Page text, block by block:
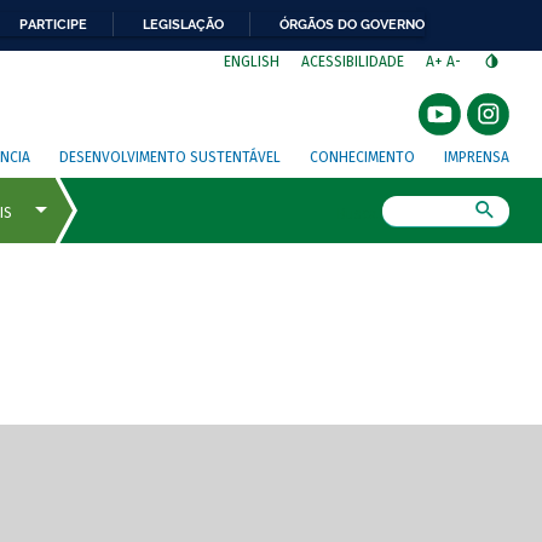
PARTICIPE LEGISLAÇÃO ÓRGÃOS DO GOVERNO
ENGLISH ACESSIBILIDADE A+ A-
DESENVOLVIMENTO SUSTENTÁVEL CONHECIMENTO IMPRENSA
de tela